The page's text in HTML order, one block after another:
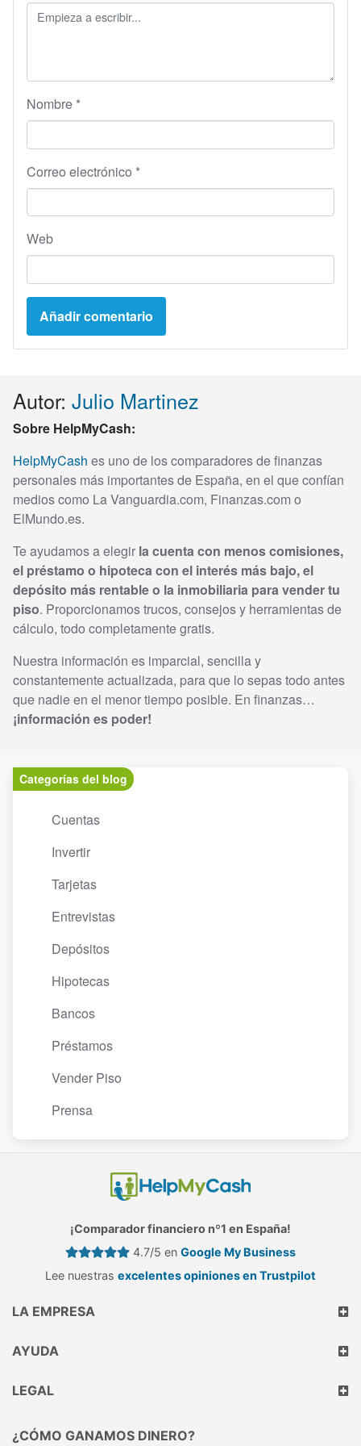
Nombre *
Correo electrónico *
Web
Autor: Julio Martinez
Sobre HelpMyCash:
HelpMyCash es uno de los comparadores de finanzas
personales más importantes de España, en el que confían
medios como La Vanguardia.com, Finanzas.com o
ElMundo.es.
Te ayudamos a elegir la cuenta con menos comisiones,
el préstamo o hipoteca con el interés más bajo, el
depósito más rentable o la inmobiliaria para vender tu
piso. Proporcionamos trucos, consejos y herramientas de
cálculo, todo completamente gratis.
Nuestra información es imparcial, sencilla y
constantemente actualizada, para que lo sepas todo antes
que nadie en el menor tiempo posible. En finanzas…
¡información es poder!
Categorías del blog
Cuentas
Invertir
Tarjetas
Entrevistas
Depósitos
Hipotecas
Bancos
Préstamos
Vender Piso
Prensa
¡Comparador financiero nº1 en España!
4.7/5 en Google My Business
Lee nuestras excelentes opiniones en Trustpilot
LA EMPRESA
AYUDA
LEGAL
¿CÓMO GANAMOS DINERO?